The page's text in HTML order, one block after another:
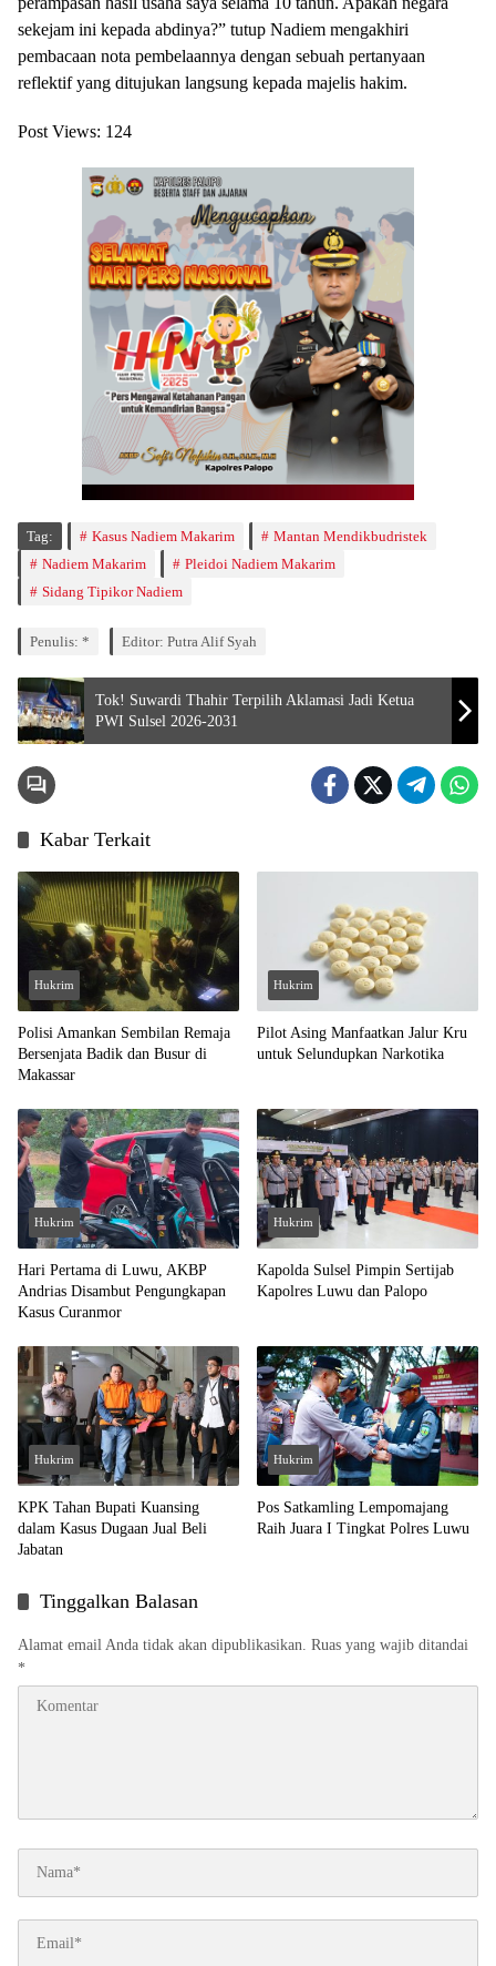
sekejam ini kepada abdinya?” tutup Nadiem mengakhiri
pembacaan nota pembelaannya dengan sebuah pertanyaan
reflektif yang ditujukan langsung kepada majelis hakim.
Post Views: 124
Tag: Kasus Nadiem Makarim
Mantan Mendikbudristek
Nadiem Makarim
Pleidoi Nadiem Makarim
Sidang Tipikor Nadiem
Penulis: * Editor: Putra Alif Syah
Tok! Suwardi Thahir Terpilih Aklamasi Jadi Ketua
PWI Sulsel 2026-2031
Kabar Terkait
Hukrim
Polisi Amankan Sembilan Remaja
Bersenjata Badik dan Busur di
Makassar
Hukrim
Pilot Asing Manfaatkan Jalur Kru
untuk Selundupkan Narkotika
Hukrim
Hari Pertama di Luwu, AKBP
Andrias Disambut Pengungkapan
Kasus Curanmor
Hukrim
Kapolda Sulsel Pimpin Sertijab
Kapolres Luwu dan Palopo
Hukrim
KPK Tahan Bupati Kuansing
dalam Kasus Dugaan Jual Beli
Jabatan
Hukrim
Pos Satkamling Lempomajang
Raih Juara I Tingkat Polres Luwu
Tinggalkan Balasan
Alamat email Anda tidak akan dipublikasikan. Ruas yang wajib ditandai
*